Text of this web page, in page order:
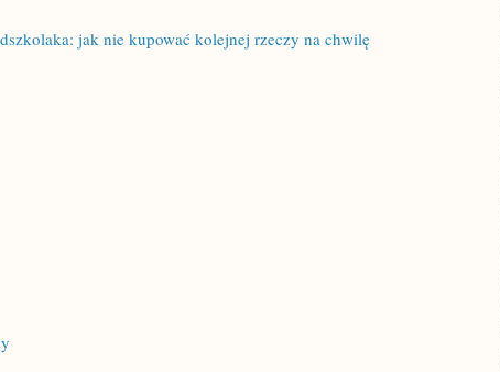
jak nie kupować kolejnej rzeczy na chwilę